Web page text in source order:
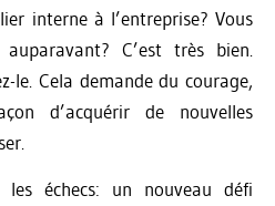
interne à l’entreprise? Vous
C’est très bien.
le. Cela demande du courage,
d’acquérir de nouvelles
échecs: un nouveau défi